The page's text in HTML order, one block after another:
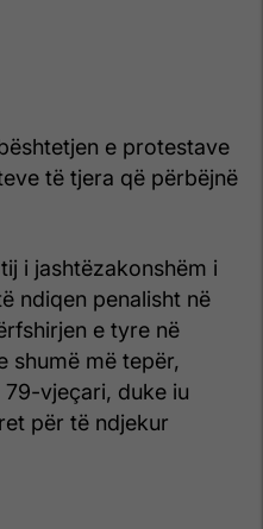
e protestave
të tjera që përbëjnë
i jashtëzakonshëm i
ndiqen penalisht në
e tyre në
shumë më tepër,
vjeçari, duke iu
për të ndjekur